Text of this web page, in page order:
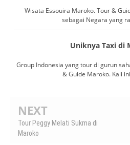
Wisata Essouira Maroko. Tour &
sebagai Negara yang
Uniknya Taxi di
Group Indonesia yang tour di gurun
& Guide Maroko. Kali
NEXT
Tour Peggy Melati Sukma di
Maroko